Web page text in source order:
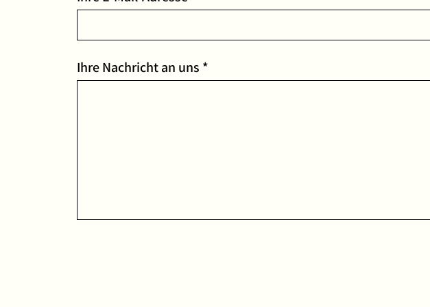
Ihre Nachricht an uns *